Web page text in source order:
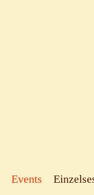
Events